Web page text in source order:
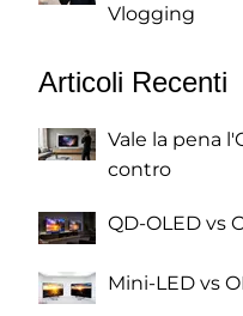
Vlogging
Articoli Recenti
Vale la pena
contro
QD-OLED vs
Mini-LED vs